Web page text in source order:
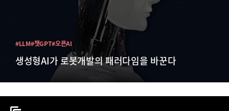
생성형AI가 로봇개발의 패러다임을 바꾼다
#LLM#챗GPT#오픈AI